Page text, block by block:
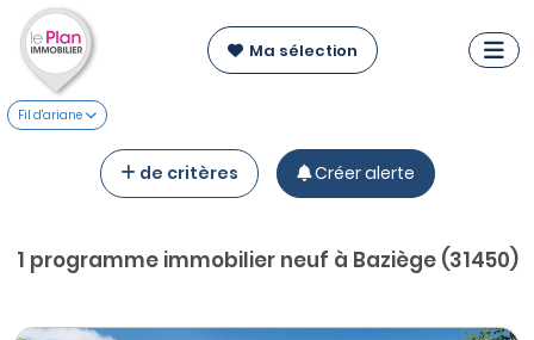
Ma sélection
Fil d'ariane
de critères Créer alerte
1 programme immobilier neuf à Baziège (31450)